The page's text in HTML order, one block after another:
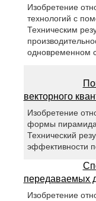
Изобретение
технологий с
Техническим
одновременном
векторного
Изобретение
формы
Технический
эффективности
передаваемых
Изобретение